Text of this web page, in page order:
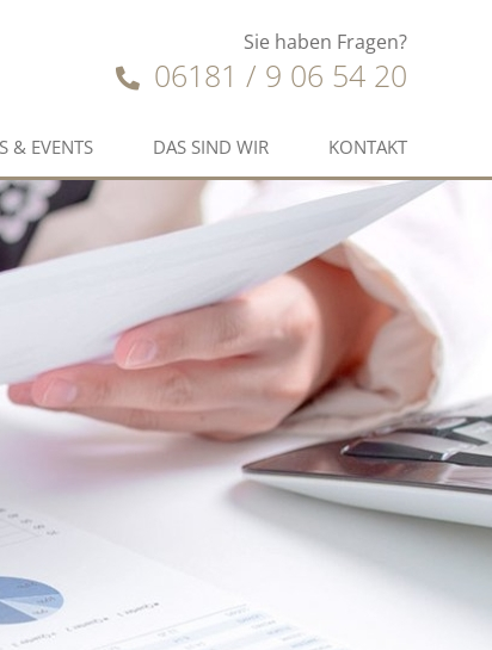
Sie haben Fragen?
06181 / 9 06 54 20
& EVENTS DAS SIND WIR KONTAKT